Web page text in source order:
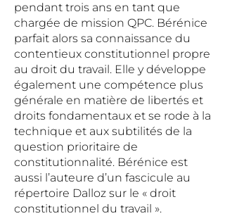
pendant trois ans en tant que
chargée de mission QPC. Bérénice
parfait alors sa connaissance du
contentieux constitutionnel propre
au droit du travail. Elle y développe
également une compétence plus
générale en matière de libertés et
droits fondamentaux et se rode à la
technique et aux subtilités de la
question prioritaire de
constitutionnalité. Bérénice est
aussi l’auteure d’un fascicule au
répertoire Dalloz sur le « droit
constitutionnel du travail ».